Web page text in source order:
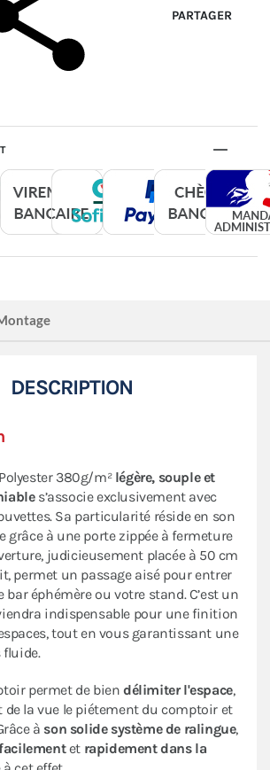
PARTAGER
DESCRIPTION
380g/m²légère, souple et
s’associe exclusivement avec
Sa particularité réside en son
grâce à une porte zippée à fermeture
judicieusement placée à 50 cm
permet un passage aisé pour entrer
éphémère ou votre stand. C’est un
indispensable pour une finition
tout en vous garantissant une
permet de bien délimiter l'espace,
la vue le piétement du comptoir et
à son solide système de ralingue,
et rapidement dans la